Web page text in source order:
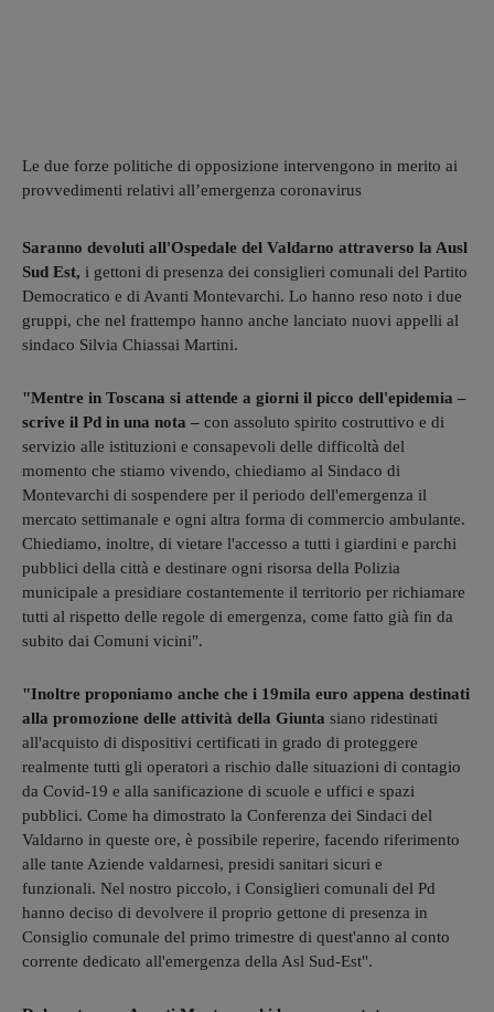
Le due forze politiche di opposizione intervengono in merito ai
provvedimenti relativi all’emergenza coronavirus
Saranno devoluti all'Ospedale del Valdarno attraverso la Ausl
Sud Est, i gettoni di presenza dei consiglieri comunali del Partito
Democratico e di Avanti Montevarchi. Lo hanno reso noto i due
gruppi, che nel frattempo hanno anche lanciato nuovi appelli al
sindaco Silvia Chiassai Martini.
"Mentre in Toscana si attende a giorni il picco dell'epidemia –
scrive il Pd in una nota – con assoluto spirito costruttivo e di
servizio alle istituzioni e consapevoli delle difficoltà del
momento che stiamo vivendo, chiediamo al Sindaco di
Montevarchi di sospendere per il periodo dell'emergenza il
mercato settimanale e ogni altra forma di commercio ambulante.
Chiediamo, inoltre, di vietare l'accesso a tutti i giardini e parchi
pubblici della città e destinare ogni risorsa della Polizia
municipale a presidiare costantemente il territorio per richiamare
tutti al rispetto delle regole di emergenza, come fatto già fin da
subito dai Comuni vicini".
"Inoltre proponiamo anche che i 19mila euro appena destinati
alla promozione delle attività della Giunta siano ridestinati
all'acquisto di dispositivi certificati in grado di proteggere
realmente tutti gli operatori a rischio dalle situazioni di contagio
da Covid-19 e alla sanificazione di scuole e uffici e spazi
pubblici. Come ha dimostrato la Conferenza dei Sindaci del
Valdarno in queste ore, è possibile reperire, facendo riferimento
alle tante Aziende valdarnesi, presidi sanitari sicuri e
funzionali. Nel nostro piccolo, i Consiglieri comunali del Pd
hanno deciso di devolvere il proprio gettone di presenza in
Consiglio comunale del primo trimestre di quest'anno al conto
corrente dedicato all'emergenza della Asl Sud-Est".